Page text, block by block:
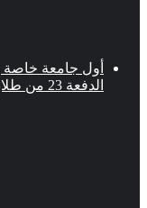
أول جامعة خاصة
الدفعة 23 من طلابها